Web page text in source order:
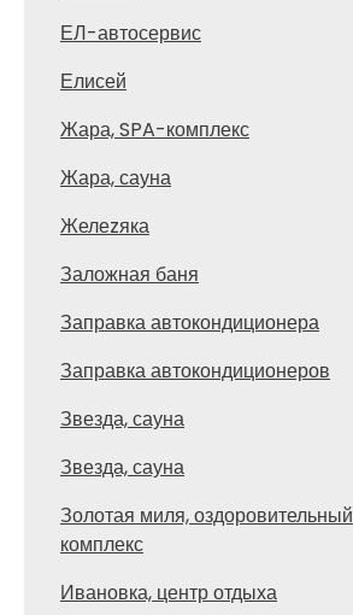
ЕЛ-автосервис
Елисей
Жара, SPA-комплекс
Жара, сауна
Желеzяка
Заложная баня
Заправка автокондиционера
Заправка автокондиционеров
Звезда, сауна
Звезда, сауна
Золотая миля, оздоровительный
комплекс
Ивановка, центр отдыха